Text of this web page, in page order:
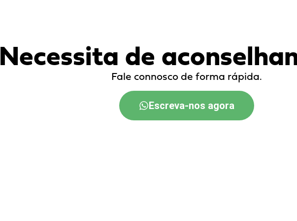
Necessita de
Fale connosco de forma rápida.
Escreva-nos agora